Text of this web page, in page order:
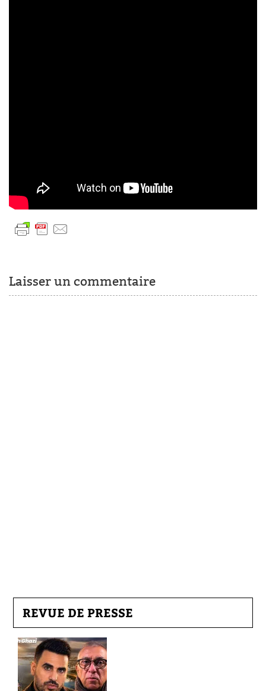
Laisser un commentaire
REVUE DE PRESSE